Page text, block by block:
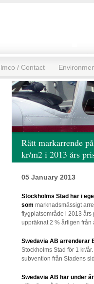
/ Contact
Rätt markarrende
kr/m2 i 2013 års
05 January 2013
Stockholms Stad har i
som marknadsmässigt
flygplatsområde i 2013
uppräknat 2 % årligen från
Swedavia AB arrenderar
Stockholms Stad för 1 kr/
subvention från Stadens
Swedavia AB har under